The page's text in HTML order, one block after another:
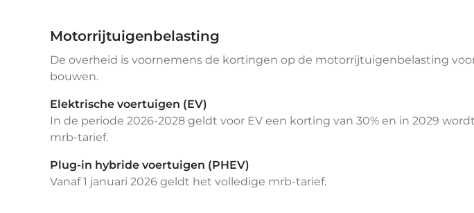
Motorrijtuigenbelasting
De overheid is voornemens de kortingen op de motorrijtuigenbelasting
bouwen.
Elektrische voertuigen (EV)
In de periode 2026-2028 geldt voor EV een korting van 30% en in 2029
mrb-tarief.
Plug-in hybride voertuigen (PHEV)
Vanaf 1 januari 2026 geldt het volledige mrb-tarief.